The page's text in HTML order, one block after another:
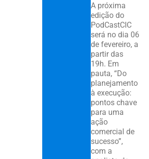
A próxima
edição do
PodCastCIC
será no dia 06
de fevereiro, a
partir das
19h. Em
pauta, “Do
planejamento
à execução:
pontos chave
para uma
ação
comercial de
sucesso”,
com a